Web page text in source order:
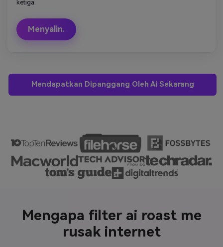
ketiga.
Menyalin.
Mendapatkan Dipanggang Oleh Ai Sekarang
Mengapa filter ai roast me
rusak internet